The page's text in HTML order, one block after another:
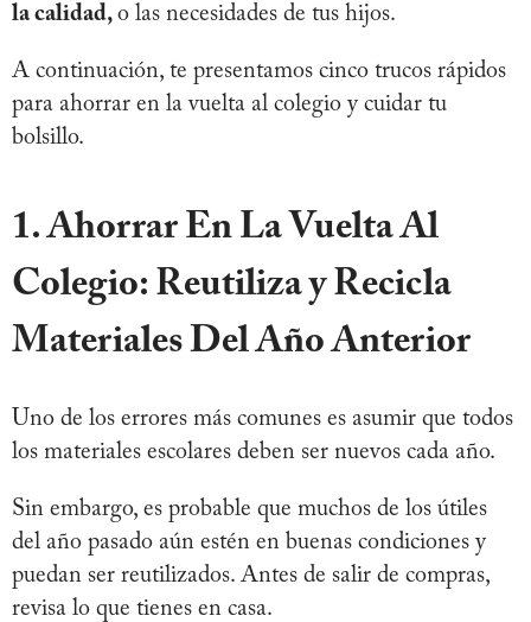
la calidad, o las necesidades de tus hijos.
A continuación, te presentamos cinco trucos rápidos
para ahorrar en la vuelta al colegio y cuidar tu
bolsillo.
1.Ahorrar En La Vuelta Al
Colegio: Reutiliza y Recicla
Materiales Del Año Anterior
Uno de los errores más comunes es asumir que todos
los materiales escolares deben ser nuevos cada año.
Sin embargo, es probable que muchos de los útiles
del año pasado aún estén en buenas condiciones y
puedan ser reutilizados. Antes de salir de compras,
revisa lo que tienes en casa.